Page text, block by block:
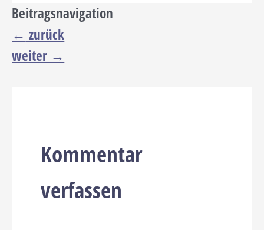
Beitragsnavigation
← zurück
weiter →
Kommentar
verfassen